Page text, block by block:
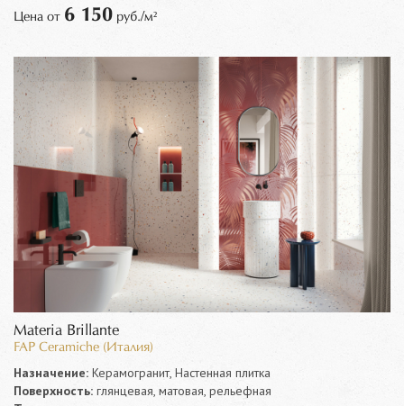
Цена от 6 150 руб./м²
Materia Brillante
FAP Ceramiche (Италия)
Назначение: Керамогранит, Настенная плитка
Поверхность: глянцевая, матовая, рельефная